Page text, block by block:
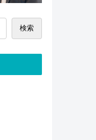
検索